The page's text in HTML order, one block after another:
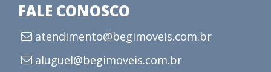
FALE CONOSCO
atendimento@begimoveis.com.br
aluguel@begimoveis.com.br